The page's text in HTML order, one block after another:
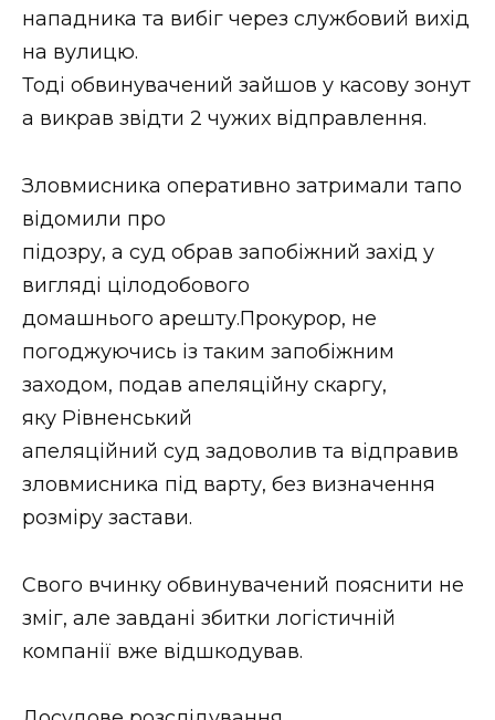
нападника та вибіг через службовий вихід
на вулицю.
Тоді обвинувачений зайшов у касову зонут
а викрав звідти 2 чужих відправлення.
Зловмисника оперативно затримали тапо
відомили про
підозру, а суд обрав запобіжний захід у
вигляді цілодобового
домашнього арешту.Прокурор, не
погоджуючись із таким запобіжним
заходом, подав апеляційну скаргу,
яку Рівненський
апеляційний суд задоволив та відправив
зловмисника під варту, без визначення
розміру застави.
Свого вчинку обвинувачений пояснити не
зміг, але завдані збитки логістичній
компанії вже відшкодував.